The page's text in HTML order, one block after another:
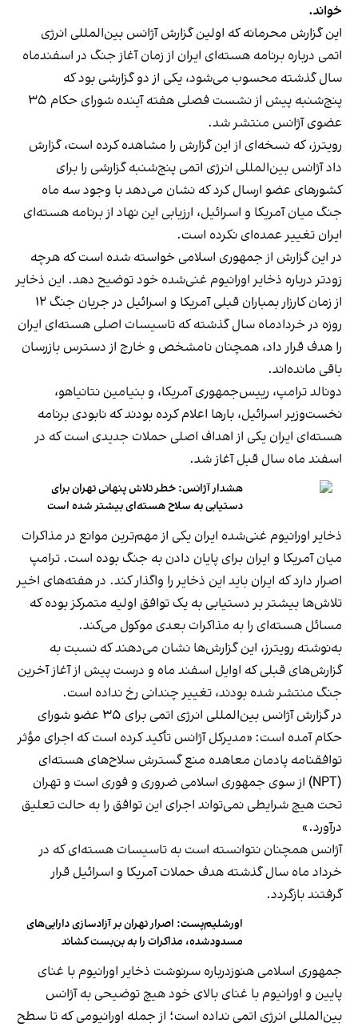
خواند.
این گزارش محرمانه که اولین گزارش آژانس بین‌المللی انرژی
اتمی درباره برنامه هسته‌ای ایران از زمان آغاز جنگ در اسفندماه
سال گذشته محسوب می‌شود، یکی از دو گزارشی بود که
پنج‌شنبه پیش از نشست فصلی هفته آینده شورای حکام ۳۵
عضوی آژانس منتشر شد.
رویترز، که نسخه‌ای از این گزارش را مشاهده کرده است، گزارش
داد آژانس بین‌المللی انرژی اتمی پنج‌شنبه گزارشی را برای
کشورهای عضو ارسال کرد که نشان می‌دهد با وجود سه ماه
جنگ میان آمریکا و اسرائیل، ارزیابی این نهاد از برنامه هسته‌ای
ایران تغییر عمده‌ای نکرده است.
در این گزارش از جمهوری اسلامی خواسته شده است که هرچه
زودتر درباره ذخایر اورانیوم غنی‌شده خود توضیح دهد. این ذخایر
از زمان کارزار بمباران قبلی آمریکا و اسرائیل در جریان جنگ ۱۲
روزه در خردادماه سال گذشته که تاسیسات اصلی هسته‌ای ایران
را هدف قرار داد، همچنان نامشخص و خارج از دسترس بازرسان
باقی مانده‌اند.
دونالد ترامپ، رییس‌جمهوری آمریکا، و بنیامین نتانیاهو،
نخست‌وزیر اسرائیل، بارها اعلام کرده بودند که نابودی برنامه
هسته‌ای ایران یکی از اهداف اصلی حملات جدیدی است که در
اسفند ماه سال قبل آغاز شد.
هشدار آژانس: خطر تلاش پنهانی تهران برای
دستیابی به سلاح هسته‌ای بیشتر شده است
ذخایر اورانیوم غنی‌شده ایران یکی از مهم‌ترین موانع در مذاکرات
میان آمریکا و ایران برای پایان دادن به جنگ بوده است. ترامپ
اصرار دارد که ایران باید این ذخایر را واگذار کند. در هفته‌های اخیر
تلاش‌ها بیشتر بر دستیابی به یک توافق اولیه متمرکز بوده که
مسائل هسته‌ای را به مذاکرات بعدی موکول می‌کند.
به‌نوشته رویترز، این گزارش‌ها نشان می‌دهند که نسبت به
گزارش‌های قبلی که اوایل اسفند ماه و درست پیش از آغاز آخرین
جنگ منتشر شده بودند، تغییر چندانی رخ نداده است.
در گزارش آژانس بین‌المللی انرژی اتمی برای ۳۵ عضو شورای
حکام آمده است: «مدیرکل آژانس تأکید کرده است که اجرای مؤثر
توافقنامه پادمان معاهده منع گسترش سلاح‌های هسته‌ای
(NPT) از سوی جمهوری اسلامی ضروری و فوری است و تهران
تحت هیچ شرایطی نمی‌تواند اجرای این توافق را به حالت تعلیق
درآورد.»
آژانس همچنان نتوانسته است به تاسیسات هسته‌ای که در
خرداد ماه سال گذشته هدف حملات آمریکا و اسرائیل قرار
گرفتند بازگردد.
اورشلیم‌پست: اصرار تهران بر آزادسازی دارایی‌های
مسدودشده، مذاکرات را به بن‌بست کشاند
جمهوری اسلامی هنوزدرباره سرنوشت ذخایر اورانیوم با غنای
پایین و اورانیوم با غنای بالای خود هیچ توضیحی به آژانس
بین‌المللی انرژی اتمی نداده است؛ از جمله اورانیومی که تا سطح